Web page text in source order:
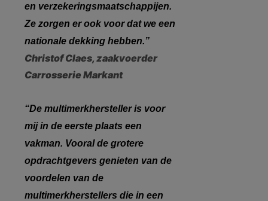
en verzekeringsmaatschappijen.
Ze zorgen er ook voor dat we een
nationale dekking hebben.”
Christof Claes, zaakvoerder
Carrosserie Markant
“De multimerkhersteller is voor
mij in de eerste plaats een
vakman. Vooral de grotere
opdrachtgevers genieten van de
voordelen van de
multimerkherstellers die in een